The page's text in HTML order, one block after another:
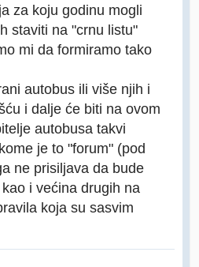
za koju godinu mogli
staviti na "crnu listu"
mi da formiramo tako
autobus ili više njih i
i dalje će biti na ovom
autobusa takvi
je to "forum" (pod
ne prisiljava da bude
i većina drugih na
koja su sasvim